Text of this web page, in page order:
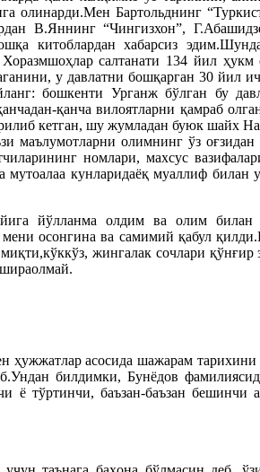
олинарди.Мен Бартольднинг
В.Яннинг “Чингизхон”,
китоблардан хабарсиз
салтанати 134 йил
у давлатни бошқарган 30 йил
бошкенти Урганж бўлган бу
қанча вилоятларни қамраб
кетган, шу жумладан буюк шайх
маълумотларни олимнинг ўз
номлари, махсус
мутоалаа кунларидаёқ муаллиф
йўлланма олдим ва олим билан
осонгина ва самимий қабул
жингалак сочлари қўнғир
асосида шажарам тарихини
билдимки, Бунёдов
ё тўртинчи, баъзан-баъзан бешинчи